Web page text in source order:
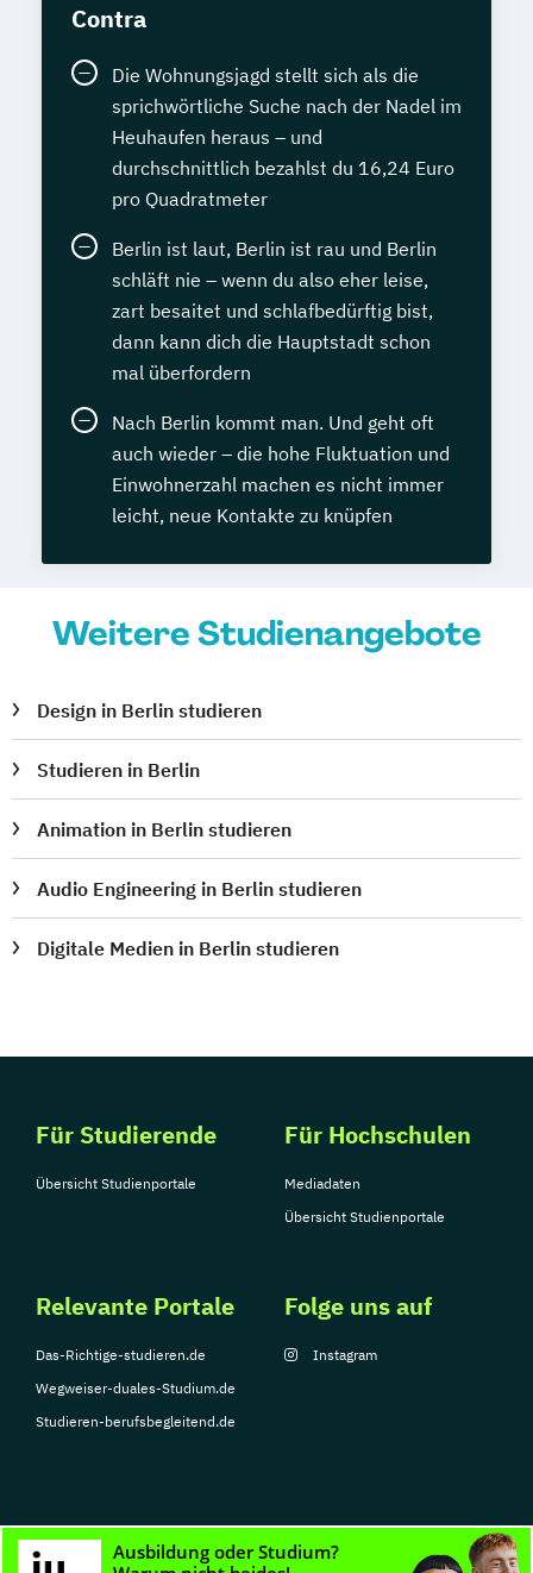
Contra
Die Wohnungsjagd stellt sich als die
sprichwörtliche Suche nach der Nadel im
Heuhaufen heraus – und
durchschnittlich bezahlst du 16,24 Euro
pro Quadratmeter
Berlin ist laut, Berlin ist rau und Berlin
schläft nie – wenn du also eher leise,
zart besaitet und schlafbedürftig bist,
dann kann dich die Hauptstadt schon
mal überfordern
Nach Berlin kommt man. Und geht oft
auch wieder – die hohe Fluktuation und
Einwohnerzahl machen es nicht immer
leicht, neue Kontakte zu knüpfen
Weitere Studienangebote
Design in Berlin studieren
Studieren in Berlin
Animation in Berlin studieren
Audio Engineering in Berlin studieren
Digitale Medien in Berlin studieren
Für Studierende
Übersicht Studienportale
Für Hochschulen
Mediadaten
Übersicht Studienportale
Relevante Portale
Das-Richtige-studieren.de
Wegweiser-duales-Studium.de
Studieren-berufsbegleitend.de
Folge uns auf
Instagram